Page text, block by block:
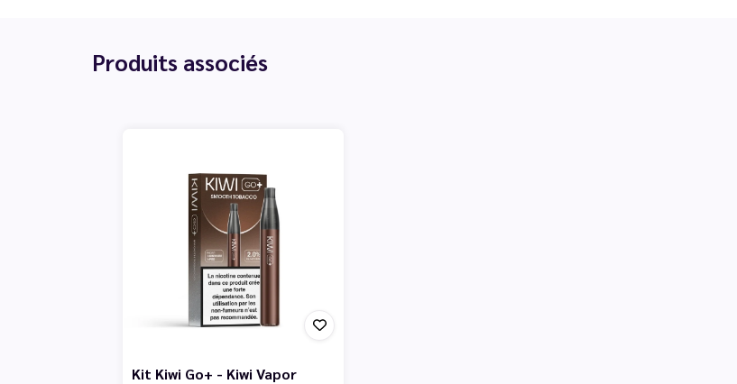
Produits associés
Kit Kiwi Go+ - Kiwi Vapor